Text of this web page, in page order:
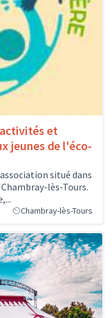
et
jeunes de l'éco-
situé dans
lès-Tours.
Chambray-lès-Tours